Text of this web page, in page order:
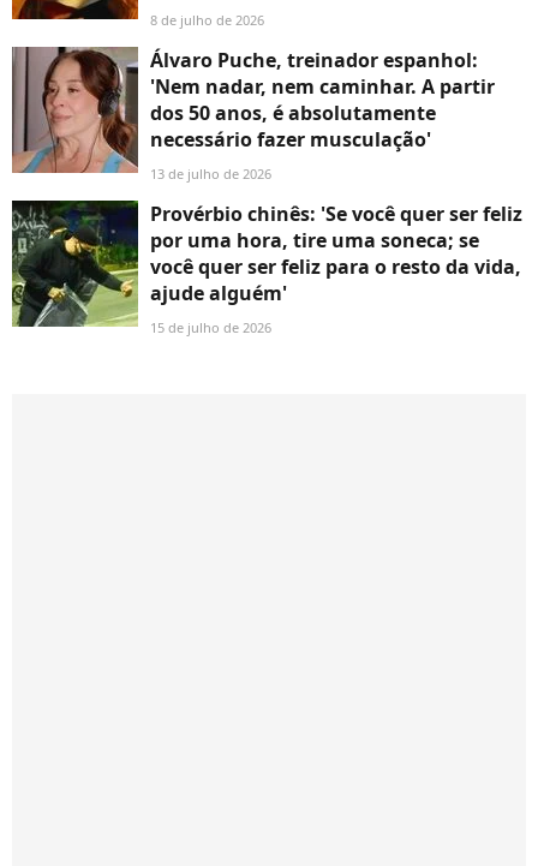
8 de julho de 2026
Álvaro Puche, treinador espanhol:
'Nem nadar, nem caminhar. A partir
dos 50 anos, é absolutamente
necessário fazer musculação'
13 de julho de 2026
Provérbio chinês: 'Se você quer ser feliz
por uma hora, tire uma soneca; se
você quer ser feliz para o resto da vida,
ajude alguém'
15 de julho de 2026